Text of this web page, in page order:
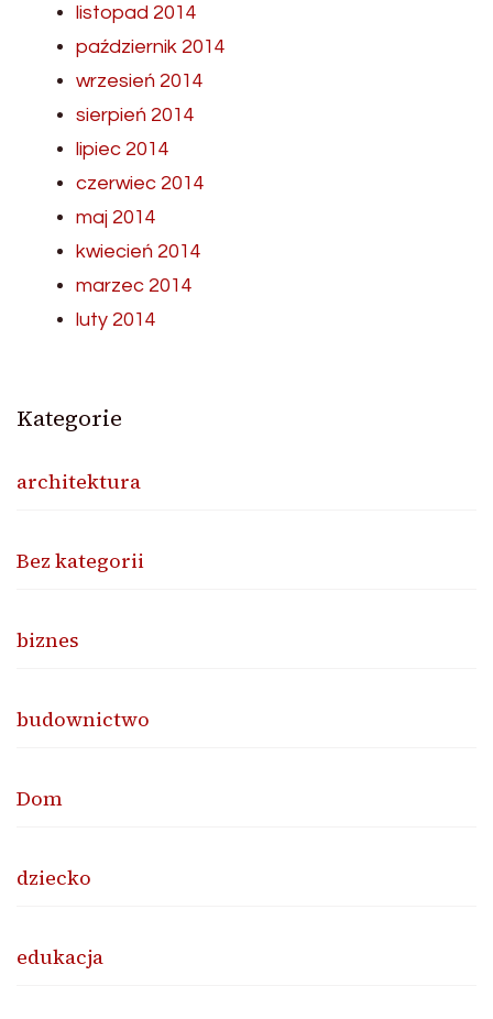
listopad 2014
październik 2014
wrzesień 2014
sierpień 2014
lipiec 2014
czerwiec 2014
maj 2014
kwiecień 2014
marzec 2014
luty 2014
Kategorie
architektura
Bez kategorii
biznes
budownictwo
Dom
dziecko
edukacja